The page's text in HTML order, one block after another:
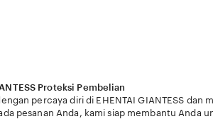
Proteksi Pembelian
percaya diri di EHENTAI GIANTESS dan
pesanan Anda, kami siap membantu Anda